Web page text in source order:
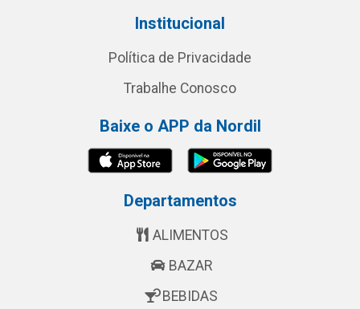
Institucional
Política de Privacidade
Trabalhe Conosco
Baixe o APP da Nordil
Departamentos
ALIMENTOS
BAZAR
BEBIDAS